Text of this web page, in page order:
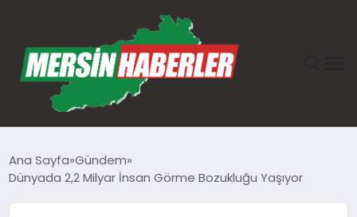
GÜNDEM
Ana Sayfa Gündem
Dünyada 2,2 Milyar İnsan Görme Bozukluğu Yaşıyor